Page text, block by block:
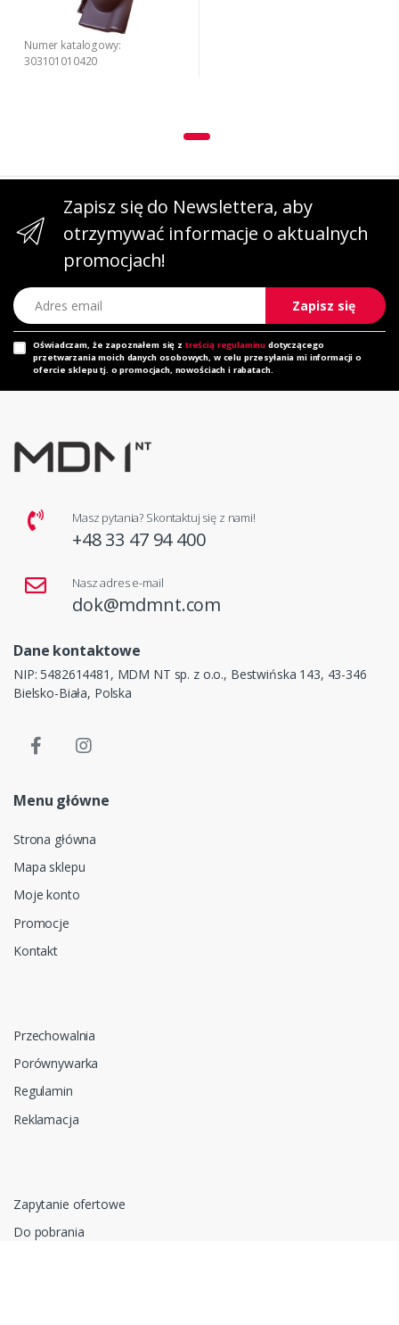
Numer katalogowy:
303101010420
Zapisz się do Newslettera, aby
otrzymywać informacje o aktualnych
promocjach!
Adres email
Zapisz się
Oświadczam, że zapoznałem się z treścią regulaminu dotyczącego
przetwarzania moich danych osobowych, w celu przesyłania mi informacji o
ofercie sklepu tj. o promocjach, nowościach i rabatach.
Masz pytania? Skontaktuj się z nami!
+48 33 47 94 400
Nasz adres e-mail
dok@mdmnt.com
Dane kontaktowe
NIP: 5482614481, MDM NT sp. z o.o., Bestwińska 143, 43-346
Bielsko-Biała, Polska
Menu główne
Strona główna
Mapa sklepu
Moje konto
Promocje
Kontakt
Przechowalnia
Porównywarka
Regulamin
Reklamacja
Zapytanie ofertowe
Do pobrania